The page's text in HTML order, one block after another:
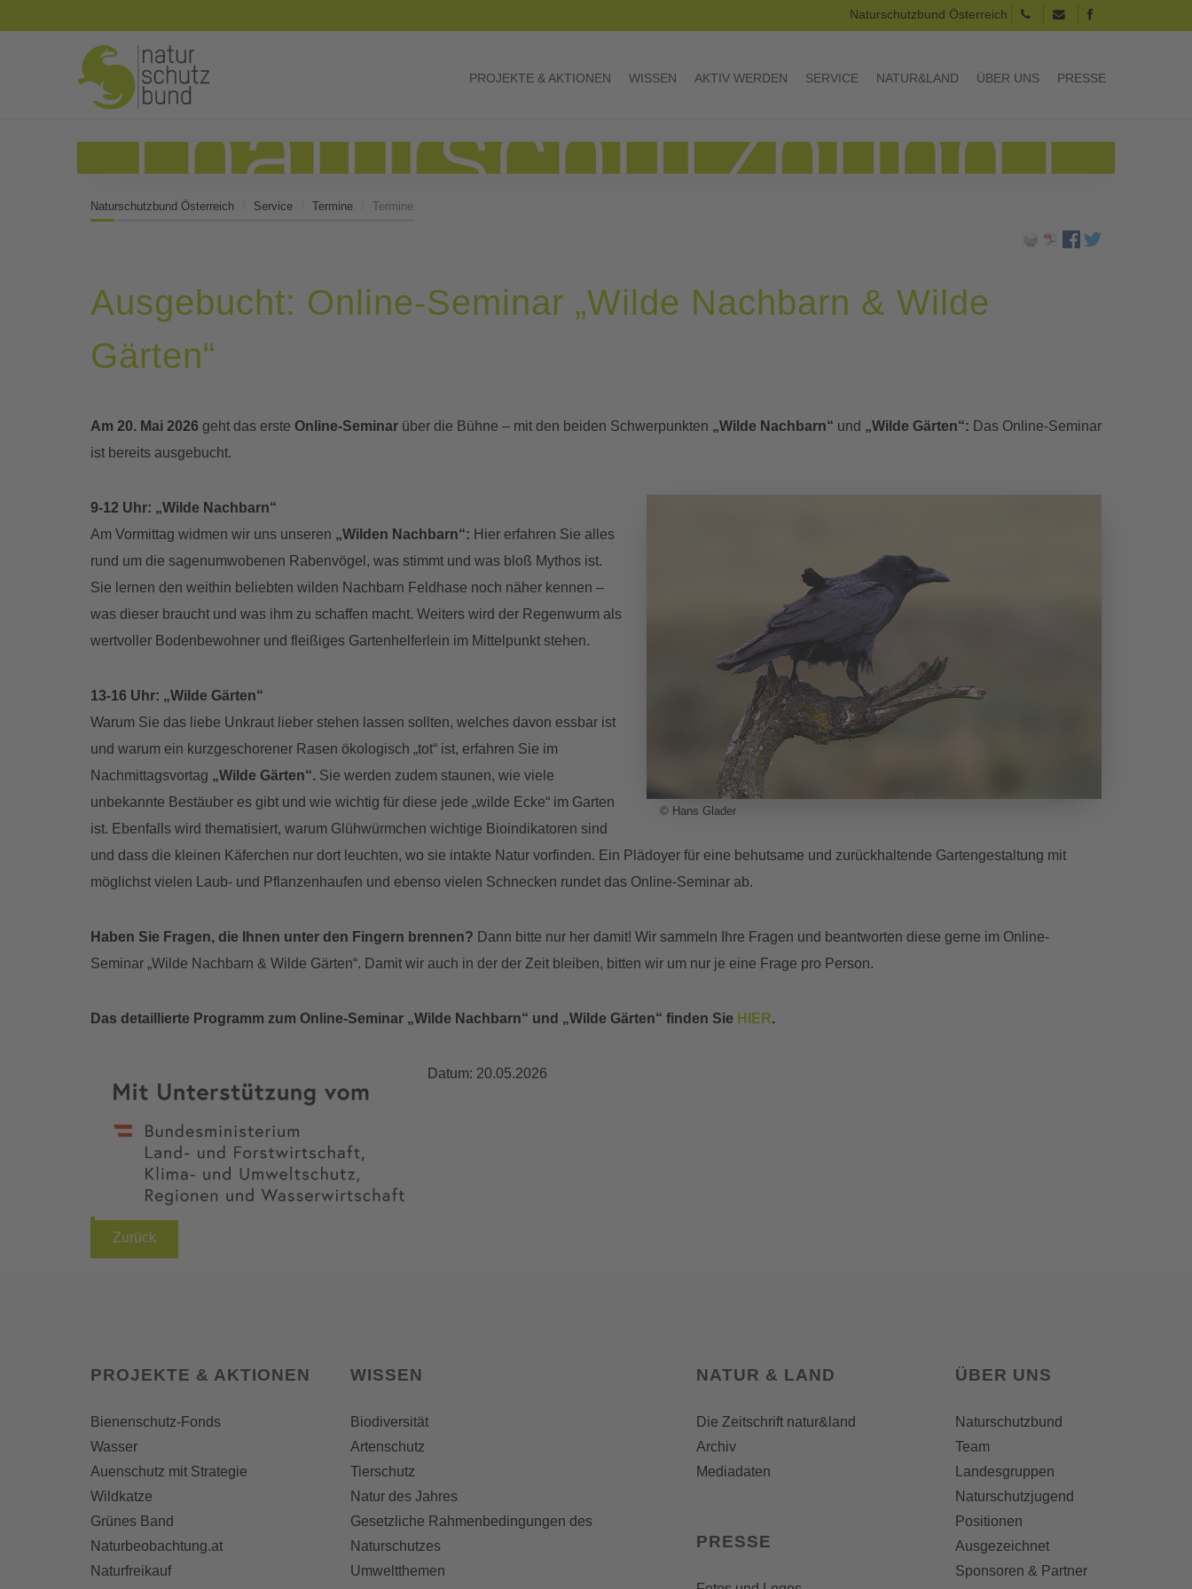
Naturschutzbund Österreich
PROJEKTE & AKTIONEN WISSEN AKTIV WERDEN SERVICE NATUR&LAND ÜBER UNS PRESSE
Naturschutzbund Österreich Service Termine Termine
Ausgebucht: Online-Seminar „Wilde Nachbarn & Wilde
Gärten“
Am 20. Mai 2026 geht das erste Online-Seminar über die Bühne – mit den beiden Schwerpunkten „Wilde Nachbarn“ und „Wilde Gärten“: Das Online-Seminar
ist bereits ausgebucht.
© Hans Glader
9-12 Uhr: „Wilde Nachbarn“
Am Vormittag widmen wir uns unseren „Wilden Nachbarn“: Hier erfahren Sie alles
rund um die sagenumwobenen Rabenvögel, was stimmt und was bloß Mythos ist.
Sie lernen den weithin beliebten wilden Nachbarn Feldhase noch näher kennen –
was dieser braucht und was ihm zu schaffen macht. Weiters wird der Regenwurm als
wertvoller Bodenbewohner und fleißiges Gartenhelferlein im Mittelpunkt stehen.
13-16 Uhr: „Wilde Gärten“
Warum Sie das liebe Unkraut lieber stehen lassen sollten, welches davon essbar ist
und warum ein kurzgeschorener Rasen ökologisch „tot“ ist, erfahren Sie im
Nachmittagsvortag „Wilde Gärten“. Sie werden zudem staunen, wie viele
unbekannte Bestäuber es gibt und wie wichtig für diese jede „wilde Ecke“ im Garten
ist. Ebenfalls wird thematisiert, warum Glühwürmchen wichtige Bioindikatoren sind
und dass die kleinen Käferchen nur dort leuchten, wo sie intakte Natur vorfinden. Ein Plädoyer für eine behutsame und zurückhaltende Gartengestaltung mit
möglichst vielen Laub- und Pflanzenhaufen und ebenso vielen Schnecken rundet das Online-Seminar ab.
Haben Sie Fragen, die Ihnen unter den Fingern brennen? Dann bitte nur her damit! Wir sammeln Ihre Fragen und beantworten diese gerne im Online-
Seminar „Wilde Nachbarn & Wilde Gärten“. Damit wir auch in der der Zeit bleiben, bitten wir um nur je eine Frage pro Person.
Das detaillierte Programm zum Online-Seminar „Wilde Nachbarn“ und „Wilde Gärten“ finden Sie HIER.
Datum: 20.05.2026
Zurück
PROJEKTE & AKTIONEN
Bienenschutz-Fonds
Wasser
Auenschutz mit Strategie
Wildkatze
Grünes Band
Naturbeobachtung.at
Naturfreikauf
WISSEN
Biodiversität
Artenschutz
Tierschutz
Natur des Jahres
Gesetzliche Rahmenbedingungen des
Naturschutzes
Umweltthemen
NATUR & LAND
Die Zeitschrift natur&land
Archiv
Mediadaten
PRESSE
ÜBER UNS
Naturschutzbund
Team
Landesgruppen
Naturschutzjugend
Positionen
Ausgezeichnet
Sponsoren & Partner